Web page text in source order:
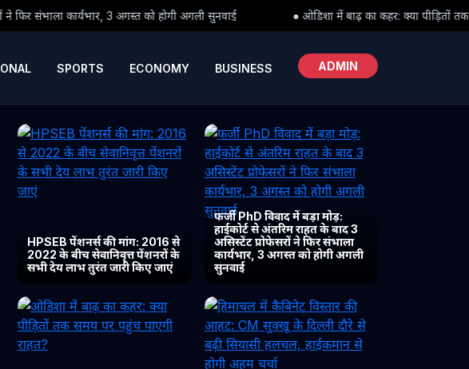
को होगी अगली सुनवाई ● ओडिशा में बाढ़ का कहर: क्या पीड़ितों तक समय पर पहुंच पाएगी राहत?
SPORTS ECONOMY BUSINESS ADMIN
HPSEB पेंशनर्स की मांग: 2016 से
2022 के बीच सेवानिवृत्त पेंशनरों के
सभी देय लाभ तुरंत जारी किए जाएं
फर्जी PhD विवाद में बड़ा मोड़:
हाईकोर्ट से अंतरिम राहत के बाद 3
असिस्टेंट प्रोफेसरों ने फिर संभाला
कार्यभार, 3 अगस्त को होगी अगली
सुनवाई